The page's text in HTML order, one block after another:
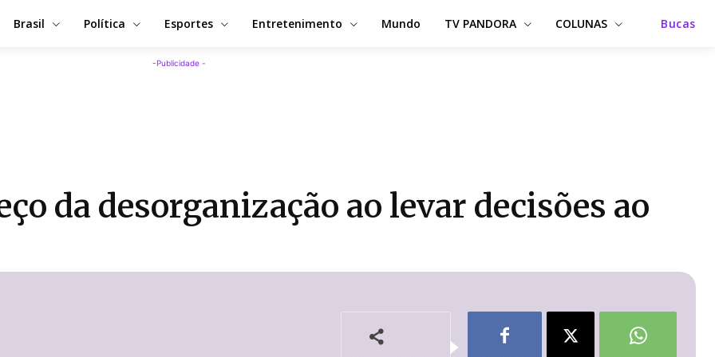
Brasil Política Esportes Entretenimento Mundo TV PANDORA COLUNAS Bucas
-Publicidade -
da desorganização ao levar decisões ao